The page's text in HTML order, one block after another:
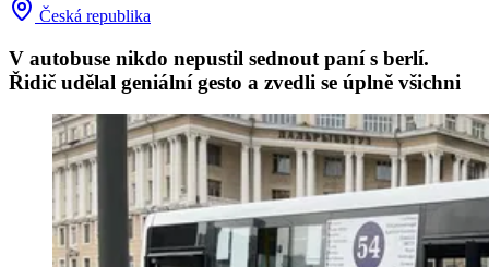
Česká republika
V autobuse nikdo nepustil sednout paní s berlí.
Řidič udělal geniální gesto a zvedli se úplně všichni